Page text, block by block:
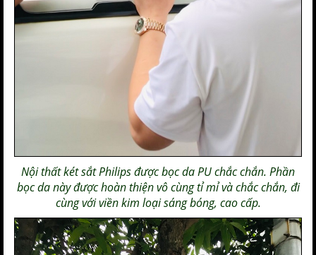
Nội thấtkét sắt Philipsđược bọc da PU chắc chắn. Phần
bọc da này được hoàn thiện vô cùng tỉ mỉ và chắc chắn, đi
cùng với viền kim loại sáng bóng, cao cấp.